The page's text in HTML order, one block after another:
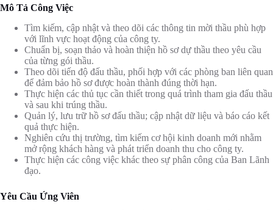
Mô Tả Công Việc
Tìm kiếm, cập nhật và theo dõi các thông tin mời thầu phù hợp
với lĩnh vực hoạt động của công ty.
Chuẩn bị, soạn thảo và hoàn thiện hồ sơ dự thầu theo yêu cầu
của từng gói thầu.
Theo dõi tiến độ đấu thầu, phối hợp với các phòng ban liên quan
để đảm bảo hồ sơ được hoàn thành đúng thời hạn.
Thực hiện các thủ tục cần thiết trong quá trình tham gia đấu thầu
và sau khi trúng thầu.
Quản lý, lưu trữ hồ sơ đấu thầu; cập nhật dữ liệu và báo cáo kết
quả thực hiện.
Nghiên cứu thị trường, tìm kiếm cơ hội kinh doanh mới nhằm
mở rộng khách hàng và phát triển doanh thu cho công ty.
Thực hiện các công việc khác theo sự phân công của Ban Lãnh
đạo.
Yêu Cầu Ứng Viên